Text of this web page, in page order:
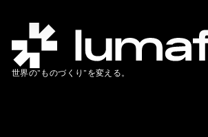
世界の”ものづくり”を変える。